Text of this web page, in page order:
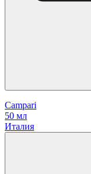
Campari
50 мл
Италия